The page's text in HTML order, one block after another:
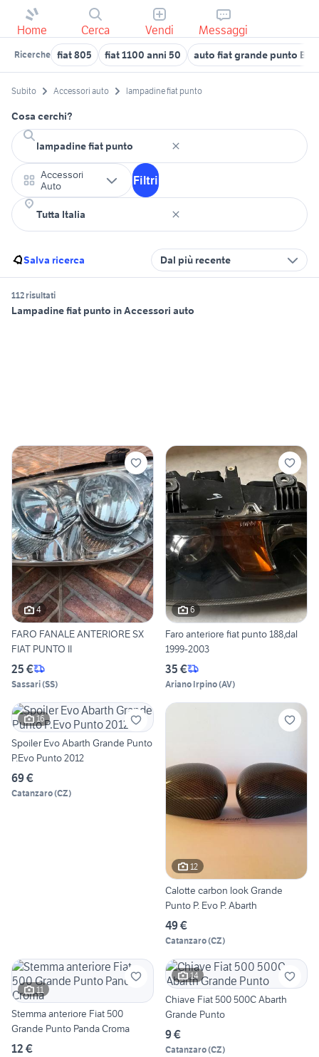
Home Cerca Vendi Messaggi
Ricerche fiat 805 fiat 1100 anni 50 auto fiat grande punto
Subito Accessori auto lampadine fiat punto
Cosa cerchi?
Accessori
Auto
Filtri
Salva ricerca Dal più recente
112 risultati
Lampadine fiat punto in Accessori auto
4
FARO FANALE ANTERIORE SX
FIAT PUNTO II
25 €
Sassari(SS)
6
Faro anteriore fiat punto 188,dal
1999-2003
35 €
Ariano Irpino(AV)
16
Spoiler Evo Abarth Grande Punto
P.Evo Punto 2012
69 €
Catanzaro(CZ)
12
Calotte carbon look Grande
Punto P. Evo P. Abarth
49 €
Catanzaro(CZ)
11
Stemma anteriore Fiat 500
Grande Punto Panda Croma
12 €
14
Chiave Fiat 500 500C Abarth
Grande Punto
9 €
Catanzaro(CZ)